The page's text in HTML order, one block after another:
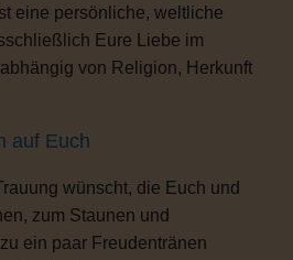
eine persönliche, weltliche
Eure Liebe im
von Religion, Herkunft
auf Euch
wünscht, die Euch und
zum Staunen und
ein paar Freudentränen